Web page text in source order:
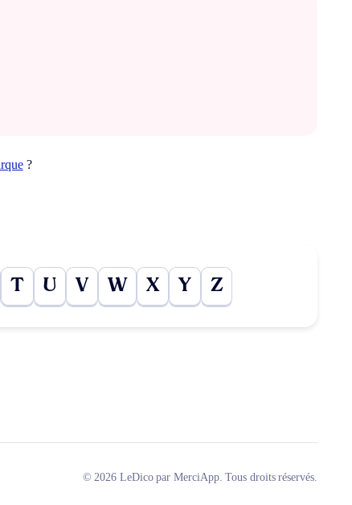
?
T U V W X Y Z
© 2026 LeDico par MerciApp. Tous droits réservés.